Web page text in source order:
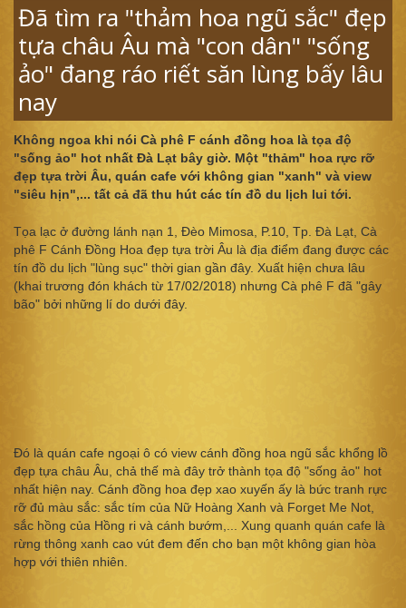
Đã tìm ra "thảm hoa ngũ sắc" đẹp
tựa châu Âu mà "con dân" "sống
ảo" đang ráo riết săn lùng bấy lâu
nay
Không ngoa khi nói Cà phê F cánh đồng hoa là tọa độ
"sống ảo" hot nhất Đà Lạt bây giờ. Một "thảm" hoa rực rỡ
đẹp tựa trời Âu, quán cafe với không gian "xanh" và view
"siêu hịn",... tất cả đã thu hút các tín đồ du lịch lui tới.
Tọa lạc ở đường lánh nạn 1, Đèo Mimosa, P.10, Tp. Đà Lạt, Cà
phê F Cánh Đồng Hoa đẹp tựa trời Âu là địa điểm đang được các
tín đồ du lịch "lùng sục" thời gian gần đây. Xuất hiện chưa lâu
(khai trương đón khách từ 17/02/2018) nhưng Cà phê F đã "gây
bão" bởi những lí do dưới đây.
Đó là quán cafe ngoại ô có view cánh đồng hoa ngũ sắc khổng lồ
đẹp tựa châu Âu, chả thế mà đây trở thành tọa độ "sống ảo" hot
nhất hiện nay. Cánh đồng hoa đẹp xao xuyến ấy là bức tranh rực
rỡ đủ màu sắc: sắc tím của Nữ Hoàng Xanh và Forget Me Not,
sắc hồng của Hồng ri và cánh bướm,... Xung quanh quán cafe là
rừng thông xanh cao vút đem đến cho bạn một không gian hòa
hợp với thiên nhiên.